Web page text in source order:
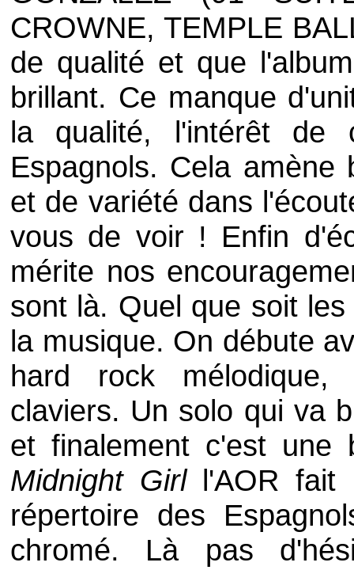
CROWNE, TEMPLE
de qualité et que
brillant. Ce manque
la qualité, l'intérêt de
Espagnols. Cela amène
et de variété dans
vous de voir ! Enfin
mérite nos
sont là. Quel que soit
la musique. On débute
hard rock
claviers. Un solo qui va
et finalement c'est une
Midnight Girll'AOR fait
répertoire des
chromé. Là pas